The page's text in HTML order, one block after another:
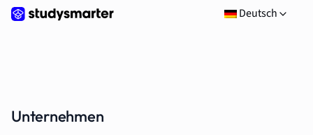
Deutsch
Unternehmen